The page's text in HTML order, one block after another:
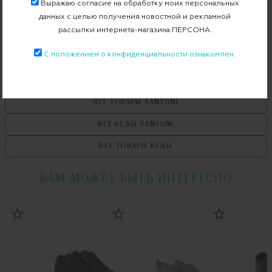
Примерка при доставке торговым представителем
ВСЕ ТОВАРЫ SANTONI
ВСЕ КЕДЫ SANTONI
ВСЕ ТОВАРЫ КЕДЫ
ВАМ МОЖЕТ БЫТЬ ИНТЕРЕСНО
Выражаю согласие на обработку моих персональных
данных с целью получения новостной и рекламной
рассылки интернета-магазина ПЕРСОНА.
С положением о конфиденциальности ознакомлен.